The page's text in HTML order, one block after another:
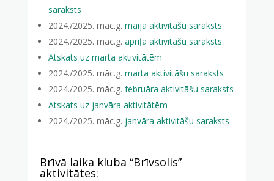
saraksts
2024./2025. māc.g. maija aktivitāšu saraksts
2024./2025. māc.g. aprīļa aktivitāšu saraksts
Atskats uz marta aktivitātēm
2024./2025. māc.g. marta aktivitāšu saraksts
2024./2025. māc.g. februāra aktivitāšu saraksts
Atskats uz janvāra aktivitātēm
2024./2025. māc.g. janvāra aktivitāšu saraksts
Brīvā laika kluba “Brīvsolis”
aktivitātes: